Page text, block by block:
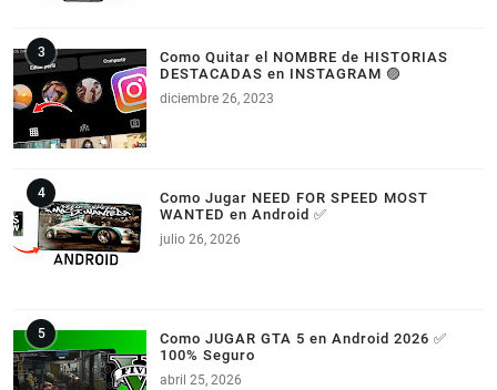
Como Quitar el NOMBRE de HISTORIAS
DESTACADAS en INSTAGRAM 🟣
diciembre 26, 2023
Como Jugar NEED FOR SPEED MOST
WANTED en Android ✅
julio 26, 2026
Como JUGAR GTA 5 en Android 2026 ✅
100% Seguro
abril 25, 2026